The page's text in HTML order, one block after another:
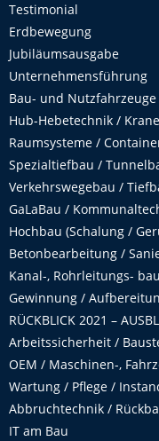
Testimonial
Erdbewegung
Jubiläumsausgabe
Unternehmensführung
Bau- und Nutzfahrzeuge
Hub-Hebetechnik / Krane
Raumsysteme /
Spezialtiefbau /
Verkehrswegebau /
GaLaBau /
Hochbau (Schalung /
Betonbearbeitung /
Kanal-, Rohrleitungs-
Gewinnung /
RÜCKBLICK 2021 –
Arbeitssicherheit /
OEM / Maschinen-,
Wartung / Pflege /
Abbruchtechnik /
IT am Bau